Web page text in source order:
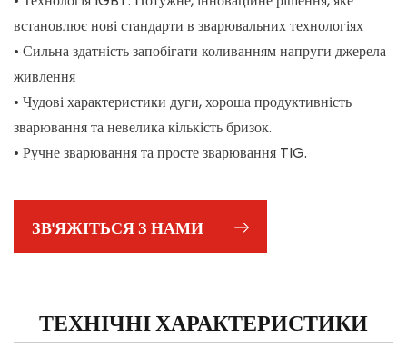
встановлює нові стандарти в зварювальних технологіях
• Сильна здатність запобігати коливанням напруги джерела
живлення
• Чудові характеристики дуги, хороша продуктивність
зварювання та невелика кількість бризок.
• Ручне зварювання та просте зварювання TIG.
• З комплектом аксесуарів:
Електродотримач, затискач заземлення, зварювальний
кабель, щітка/молоток, захисна маска.
ЗВ'ЯЖІТЬСЯ З НАМИ
ТЕХНІЧНІ ХАРАКТЕРИСТИКИ